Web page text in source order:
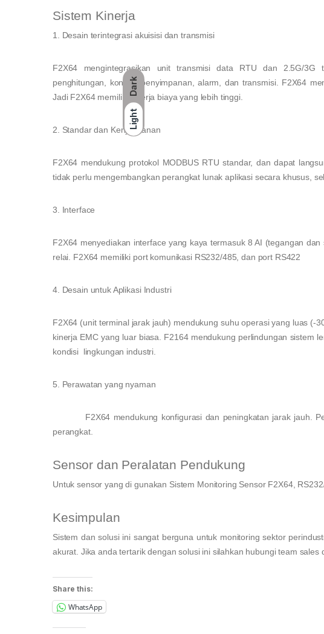
Dark
Light
Sistem Kinerja
1. Desain terintegrasi akuisisi dan transmisi
F2X64 mengintegrasikan unit transmisi data RTU dan 2.5G/3G
penghitungan, kontrol, penyimpanan, alarm, dan transmisi. F2X64
Jadi F2X64 memiliki kinerja biaya yang lebih tinggi.
2. Standar dan Kenyamanan
F2X64 mendukung protokol MODBUS RTU standar, dan dapat
tidak perlu mengembangkan perangkat lunak aplikasi secara khusus,
3. Interface
F2X64 menyediakan interface yang kaya termasuk 8 AI (tegangan
relai. F2X64 memiliki port komunikasi RS232/485, dan port RS422
4. Desain untuk Aplikasi Industri
F2X64 (unit terminal jarak jauh) mendukung suhu operasi yang luas (-
kinerja EMC yang luar biasa. F2164 mendukung perlindungan sistem
kondisi lingkungan industri.
5. Perawatan yang nyaman
F2X64 mendukung konfigurasi dan peningkatan jarak jauh.
perangkat.
Sensor dan Peralatan Pendukung
Untuk sensor yang di gunakan Sistem Monitoring Sensor F2X64,
Kesimpulan
Sistem dan solusi ini sangat berguna untuk monitoring sektor
akurat. Jika anda tertarik dengan solusi ini silahkan hubungi team sales
Share this:
WhatsApp